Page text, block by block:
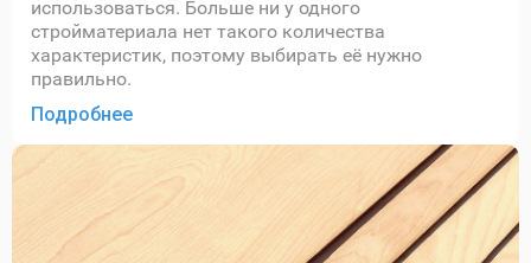
использоваться. Больше ни у одного
стройматериала нет такого количества
характеристик, поэтому выбирать её нужно
правильно.
Подробнее